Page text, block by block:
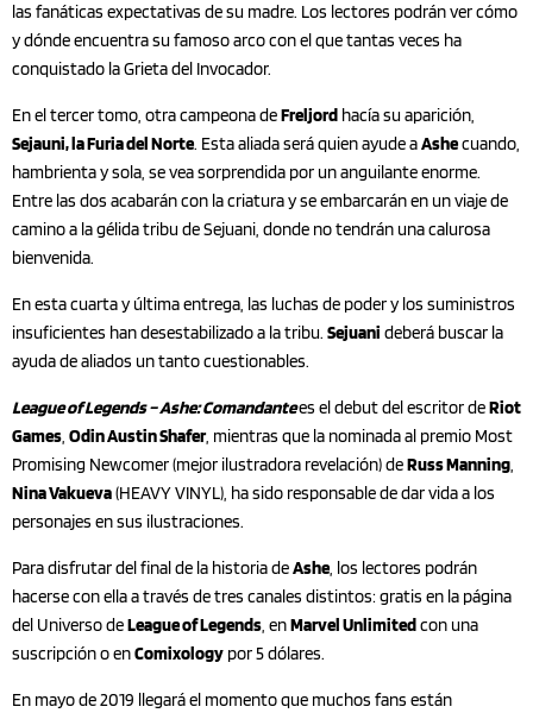
las fanáticas expectativas de su madre. Los lectores podrán ver cómo
y dónde encuentra su famoso arco con el que tantas veces ha
conquistado la Grieta del Invocador.
En el tercer tomo, otra campeona deFreljord hacía su aparición,
Sejauni, la Furia del Norte. Esta aliada será quien ayude aAshecuando,
hambrienta y sola, se vea sorprendida por un anguilante enorme.
Entre las dos acabarán con la criatura y se embarcarán en un viaje de
camino a la gélida tribu de Sejuani, donde no tendrán una calurosa
bienvenida.
En esta cuarta y última entrega, las luchas de poder y los suministros
insuficientes han desestabilizado a la tribu. Sejuani deberá buscar la
ayuda de aliados un tanto cuestionables.
League of Legends – Ashe: Comandantees el debut del escritor deRiot
Games, Odin Austin Shafer, mientras que la nominada al premio Most
Promising Newcomer (mejor ilustradora revelación) deRuss Manning,
Nina Vakueva(HEAVY VINYL), ha sido responsable de dar vida a los
personajes en sus ilustraciones.
Para disfrutar del final de la historia deAshe, los lectores podrán
hacerse con ella a través de tres canales distintos: gratis en la página
del Universo deLeague of Legends, enMarvel Unlimitedcon una
suscripción o enComixology por 5 dólares.
En mayo de 2019 llegará el momento que muchos fans están